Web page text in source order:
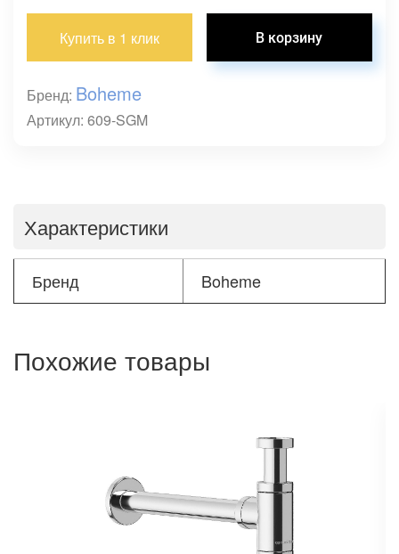
Купить в 1 клик
Бренд: Boheme
Артикул: 609-SGM
Характеристики
Бренд Boheme
Похожие товары